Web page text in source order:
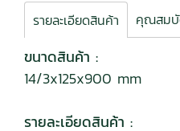
รายละเอียดสินค้า คุณสม
ขนาดสินค้า :
14/3x125x900 mm
รายละเอียดสินค้า :